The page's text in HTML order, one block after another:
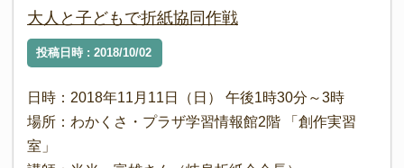
大人と子どもで折紙協同作戦
投稿日時 : 2018/10/02
日時：2018年11月11日（日） 午後1時30分～3時
場所：わかくさ・プラザ学習情報館2階 「創作実習
室」